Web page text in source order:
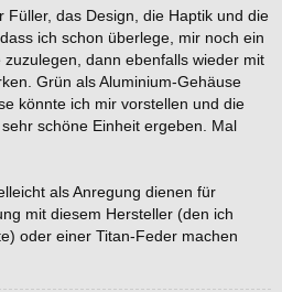
Füller, das Design, die Haptik und die
ich schon überlege, mir noch ein
dann ebenfalls wieder mit
Grün als Aluminium-Gehäuse
könnte ich mir vorstellen und die
schöne Einheit ergeben. Mal
als Anregung dienen für
mit diesem Hersteller (den ich
oder einer Titan-Feder machen